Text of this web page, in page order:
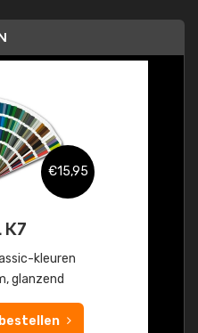
€15,95
K7
kleuren
glanzend